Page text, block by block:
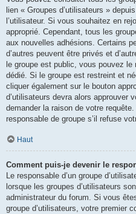
lien « Groupes d’utilisateurs »
l’utilisateur. Si vous souhaitez en
approprié. Cependant, tous les
aux nouvelles adhésions. Certains
d’autres peuvent être privés et
le groupe est public, vous pouvez
dédié. Si le groupe est restreint et
cliquer également sur le bouton
d’utilisateurs devra alors approuver
demander la raison de votre
responsable de groupe s’il refuse
Haut
Comment puis-je devenir le
Le responsable d’un groupe
lorsque les groupes d’utilisateurs
administrateur du forum. Si vous
groupe d’utilisateurs, votre premier